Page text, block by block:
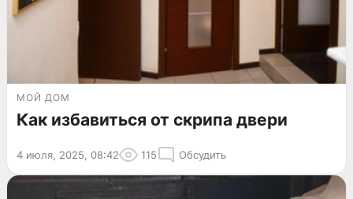
МОЙ ДОМ
Как избавиться от скрипа двери
4 июля, 2025, 08:42 115 Обсудить